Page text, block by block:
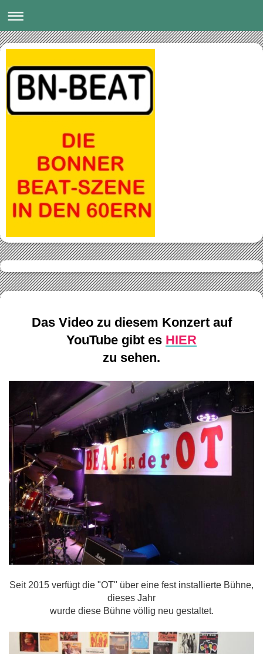
Das Video zu diesem Konzert auf
YouTube gibt es HIER
zu sehen.
Seit 2015 verfügt die "OT" über eine fest installierte Bühne,
dieses Jahr
wurde diese Bühne völlig neu gestaltet.